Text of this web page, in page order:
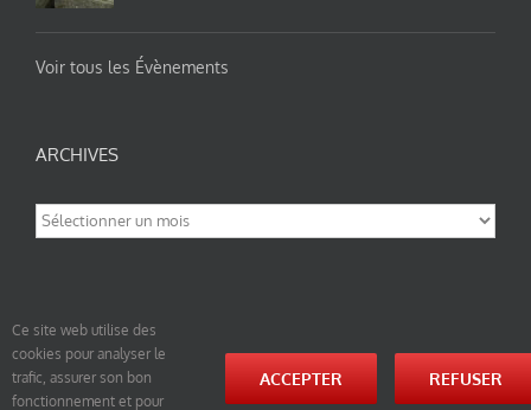
Voir tous les Évènements
ARCHIVES
Archives
© tao-yin.co © TAO-YIN.fr Georges Charles, Hormis les pages https://tao-yin.fr/georges-charles/
et https://tao-yin.fr/san-yiquan-le-poing-des-trois-harmonies/ sous licence Creative Commons
Paternité-Partage des Conditions Initiales à l’Identique 3.0 Unported (photos de ces pages non
Ce site web utilise des
cookies pour analyser le
trafic, assurer son bon
fonctionnement et pour
ACCEPTER REFUSER